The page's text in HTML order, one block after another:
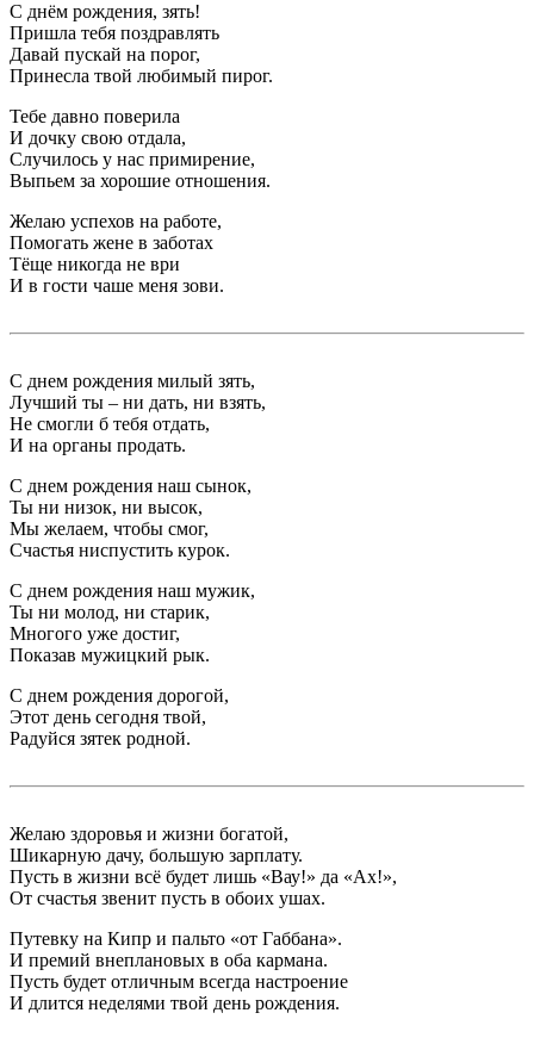
С днём рождения, зять!
Пришла тебя поздравлять
Давай пускай на порог,
Принесла твой любимый пирог.
Тебе давно поверила
И дочку свою отдала,
Случилось у нас примирение,
Выпьем за хорошие отношения.
Желаю успехов на работе,
Помогать жене в заботах
Тёще никогда не ври
И в гости чаше меня зови.
С днем рождения милый зять,
Лучший ты – ни дать, ни взять,
Не смогли б тебя отдать,
И на органы продать.
С днем рождения наш сынок,
Ты ни низок, ни высок,
Мы желаем, чтобы смог,
Счастья ниспустить курок.
С днем рождения наш мужик,
Ты ни молод, ни старик,
Многого уже достиг,
Показав мужицкий рык.
С днем рождения дорогой,
Этот день сегодня твой,
Радуйся зятек родной.
Желаю здоровья и жизни богатой,
Шикарную дачу, большую зарплату.
Пусть в жизни всё будет лишь «Вау!» да «Ах!»,
От счастья звенит пусть в обоих ушах.
Путевку на Кипр и пальто «от Габбана».
И премий внеплановых в оба кармана.
Пусть будет отличным всегда настроение
И длится неделями твой день рождения.